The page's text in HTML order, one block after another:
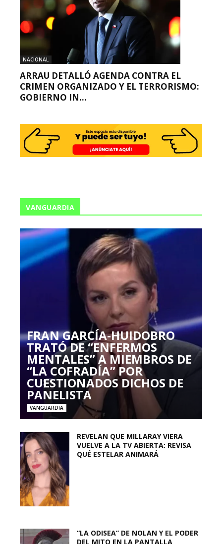
NACIONAL
ARRAU DETALLÓ AGENDA CONTRA EL
CRIMEN ORGANIZADO Y EL TERRORISMO:
GOBIERNO IN...
VANGUARDIA
FRAN GARCÍA-HUIDOBRO
TRATÓ DE “ENFERMOS
MENTALES” A MIEMBROS DE
“LA COFRADÍA” POR
CUESTIONADOS DICHOS DE
PANELISTA
VANGUARDIA
REVELAN QUE MILLARAY VIERA
VUELVE A LA TV ABIERTA: REVISA
QUÉ ESTELAR ANIMARÁ
“LA ODISEA” DE NOLAN Y EL PODER
DEL MITO EN LA PANTALLA